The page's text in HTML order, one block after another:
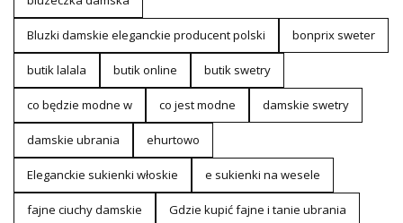
Bluzki damskie eleganckie producent polski bonprix sweter
butik lalala butik online butik swetry
co będzie modne w co jest modne damskie swetry
damskie ubrania ehurtowo
Eleganckie sukienki włoskie e sukienki na wesele
fajne ciuchy damskie Gdzie kupić fajne i tanie ubrania